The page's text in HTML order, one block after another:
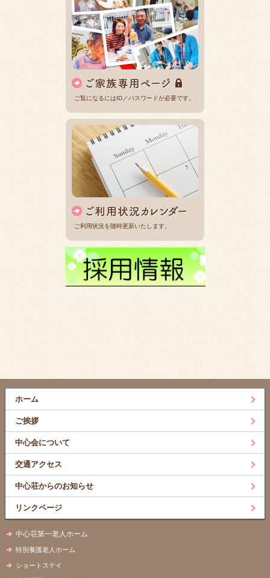
ご覧になるにはID／パスワードが必要です。
ご利用状況を随時更新いたします。
ホーム
ご挨拶
中心会について
交通アクセス
中心荘からのお知らせ
リンクページ
中心荘第一老人ホーム
特別養護老人ホーム
ショートステイ